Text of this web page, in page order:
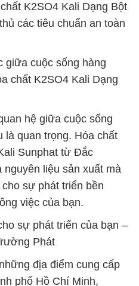
K2SO4 Kali Dạng Bột
các tiêu chuẩn an toàn
giữa cuộc sống hàng
chất K2SO4 Kali Dạng
hệ giữa cuộc sống
là quan trọng. Hóa chất
Sunphat từ Đắc
liệu sản xuất mà
sự phát triển bền
việc của bạn.
sự phát triển của bạn –
Phát
địa điểm cung cấp
phố Hồ Chí Minh,